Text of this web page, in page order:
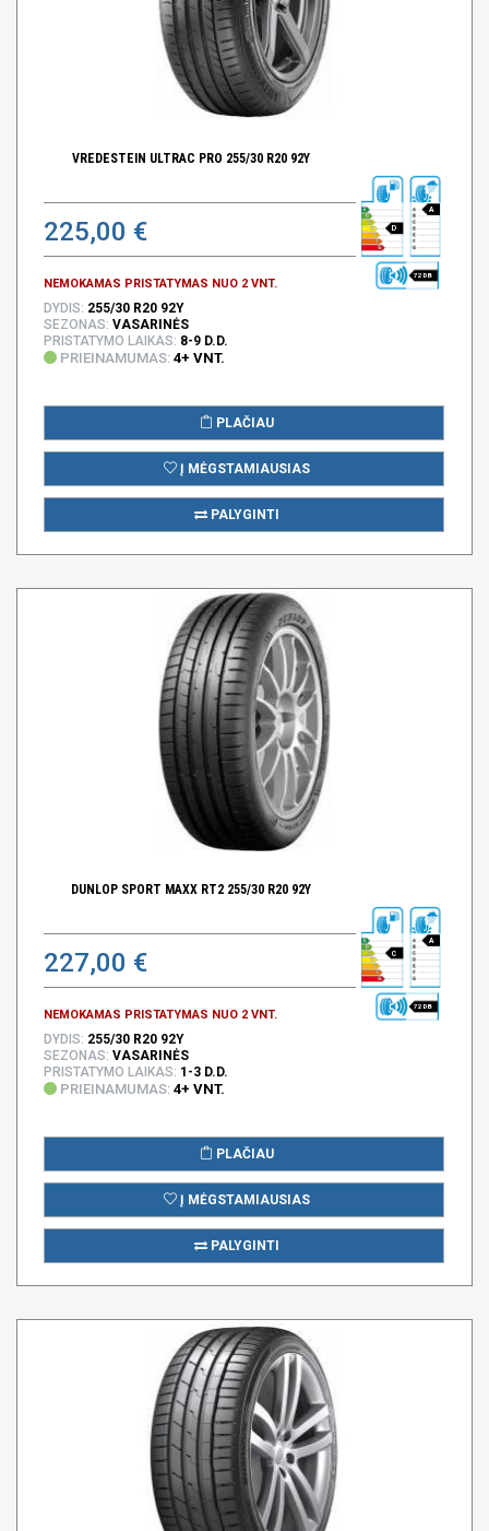
VREDESTEIN ULTRAC PRO 255/30 R20 92Y
225,00 €
NEMOKAMAS PRISTATYMAS NUO 2 VNT.
D
A
72 DB
DYDIS: 255/30 R20 92Y
SEZONAS: VASARINĖS
PRISTATYMO LAIKAS: 8-9 D.D.
PRIEINAMUMAS: 4+ VNT.
PLAČIAU
Į MĖGSTAMIAUSIAS
PALYGINTI
DUNLOP SPORT MAXX RT2 255/30 R20 92Y
227,00 €
NEMOKAMAS PRISTATYMAS NUO 2 VNT.
C
A
72 DB
DYDIS: 255/30 R20 92Y
SEZONAS: VASARINĖS
PRISTATYMO LAIKAS: 1-3 D.D.
PRIEINAMUMAS: 4+ VNT.
PLAČIAU
Į MĖGSTAMIAUSIAS
PALYGINTI